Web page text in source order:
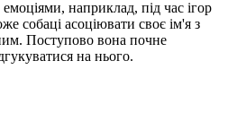
наприклад, під час ігор
собаці асоціювати своє ім'я з
Поступово вона почне
на нього.